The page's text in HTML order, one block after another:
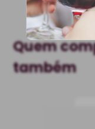
Quem
também